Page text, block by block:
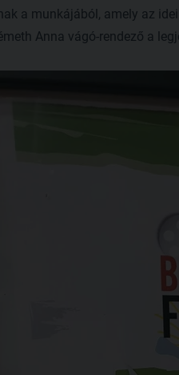
a munkájából, amely az
Anna vágó-rendező a